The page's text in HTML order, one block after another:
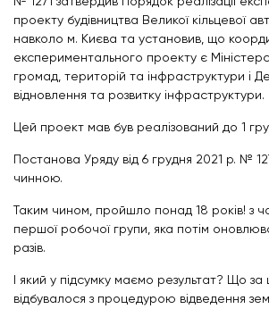
проекту будівництва Великої кільцевої
навколо м. Києва та установив, що
експериментального проекту є
громад, територій та інфраструктури і
відновлення та розвитку інфраструктури.
Цей проект мав був реалізований до 1
Постанова Уряду від 6 грудня 2021 р. №
чинною.
Таким чином, пройшло понад 18 років! з
першої робочої групи, яка потім
разів.
І який у підсумку маємо результат? Що
відбувалося з процедурою відведення